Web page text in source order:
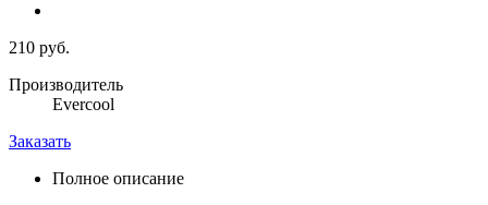
210 руб.
Производитель
Evercool
Заказать
Полное описание